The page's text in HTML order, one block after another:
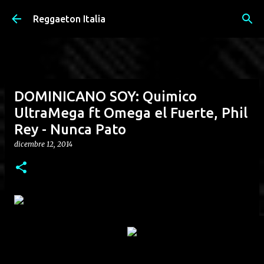
Passa ai contenuti principali
Reggaeton Italia
DOMINICANO SOY: Quimico
UltraMega ft Omega el Fuerte, Phil
Rey - Nunca Pato
dicembre 12, 2014